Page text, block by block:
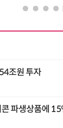
조원 투자
파생상품에